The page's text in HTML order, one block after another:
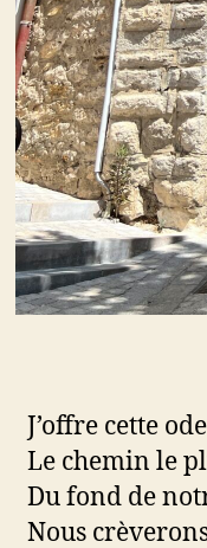
J’offre cette
Le chemin le
Du fond de
Nous